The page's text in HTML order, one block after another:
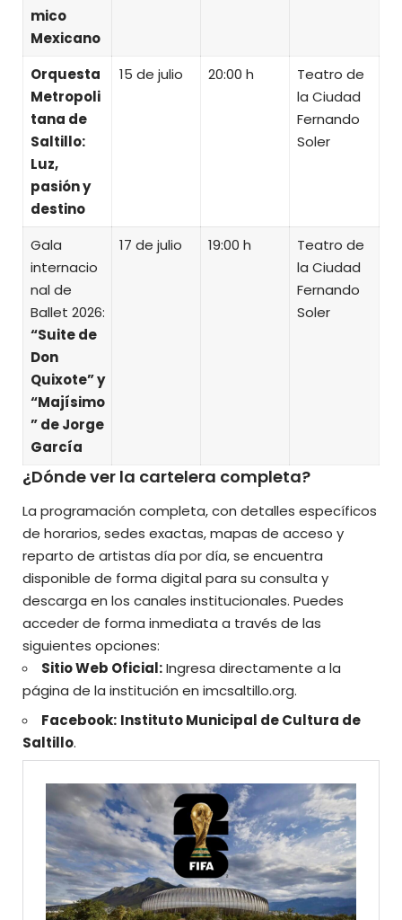
mico
Mexicano
Orquesta
Metropoli
tana de
Saltillo:
Luz,
pasión y
destino
15 de julio 20:00 h
Teatro de
la Ciudad
Fernando
Soler
Gala
internacio
nal de
Ballet 2026:
“Suite de
Don
Quixote” y
“Majísimo
” de Jorge
García
17 de julio 19:00 h
Teatro de
la Ciudad
Fernando
Soler
¿Dónde ver la cartelera completa?
La programación completa, con detalles específicos
de horarios, sedes exactas, mapas de acceso y
reparto de artistas día por día, se encuentra
disponible de forma digital para su consulta y
descarga en los canales institucionales. Puedes
acceder de forma inmediata a través de las
siguientes opciones:
Sitio Web Oficial:Ingresa directamente a la
página de la institución en imcsaltillo.org.
Facebook: Instituto Municipal de Cultura de
Saltillo.